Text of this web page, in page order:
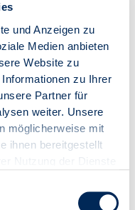
und Anzeigen zu
Medien anbieten
Website zu
zu Ihrer
Partner für
weiter. Unsere
möglicherweise mit
ihnen bereitgestellt